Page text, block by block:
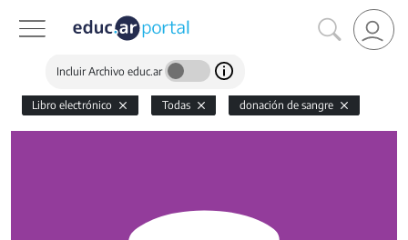
Incluir Archivo educ.ar
Libro electrónico Todas donación de sangre